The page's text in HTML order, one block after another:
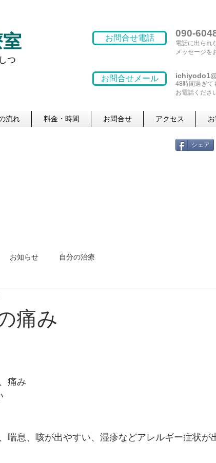
つ
お問合せ電話 090-
電話に出られ
メッセージを
お問合せメール
​48時間過ぎて
お電話くださ
流れ 料金・時間 お問合せ アクセス
シェア
お知らせ 自分の治療
痛み
痛み
喘息、咳が出やすい、湿疹などアレルギー症状が